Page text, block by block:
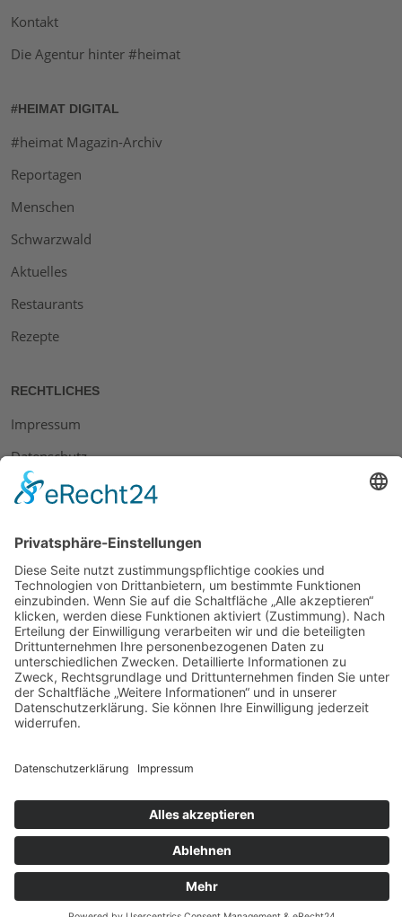
Kontakt
Die Agentur hinter #heimat
#HEIMAT DIGITAL
#heimat Magazin-Archiv
Reportagen
Menschen
Schwarzwald
Aktuelles
Restaurants
Rezepte
RECHTLICHES
Impressum
Datenschutz
AGB
Bankdaten
vorbehalten. *Preisangaben inkl. gesetzl. MwSt. und zzgl.
Versandkosten.